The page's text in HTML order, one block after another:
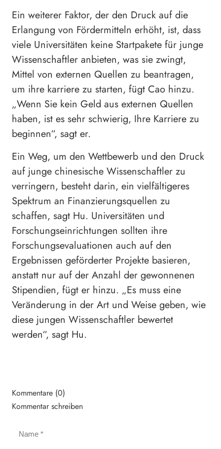
Ein weiterer Faktor, der den Druck auf die
Erlangung von Fördermitteln erhöht, ist, dass
viele Universitäten keine Startpakete für junge
Wissenschaftler anbieten, was sie zwingt,
Mittel von externen Quellen zu beantragen,
um ihre karriere zu starten, fügt Cao hinzu.
„Wenn Sie kein Geld aus externen Quellen
haben, ist es sehr schwierig, Ihre Karriere zu
beginnen“, sagt er.
Ein Weg, um den Wettbewerb und den Druck
auf junge chinesische Wissenschaftler zu
verringern, besteht darin, ein vielfältigeres
Spektrum an Finanzierungsquellen zu
schaffen, sagt Hu. Universitäten und
Forschungseinrichtungen sollten ihre
Forschungsevaluationen auch auf den
Ergebnissen geförderter Projekte basieren,
anstatt nur auf der Anzahl der gewonnenen
Stipendien, fügt er hinzu. „Es muss eine
Veränderung in der Art und Weise geben, wie
diese jungen Wissenschaftler bewertet
werden“, sagt Hu.
Kommentare (0)
Kommentar schreiben